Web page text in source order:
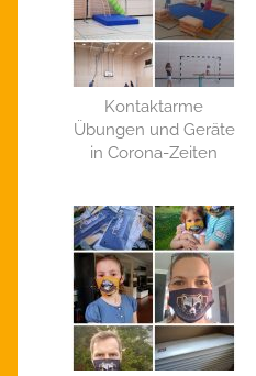
Kontaktarme
Übungen und Geräte
in Corona-Zeiten